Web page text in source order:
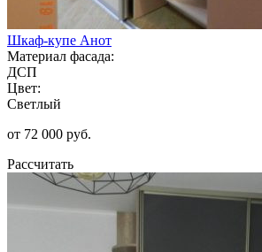
Шкаф-купе Анот
Материал фасада:
ДСП
Цвет:
Светлый
от 72 000 руб.
Рассчитать